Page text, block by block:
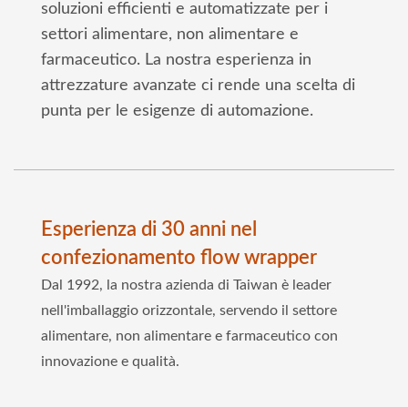
soluzioni efficienti e automatizzate per i
settori alimentare, non alimentare e
farmaceutico. La nostra esperienza in
attrezzature avanzate ci rende una scelta di
punta per le esigenze di automazione.
Esperienza di 30 anni nel
confezionamento flow wrapper
Dal 1992, la nostra azienda di Taiwan è leader
nell'imballaggio orizzontale, servendo il settore
alimentare, non alimentare e farmaceutico con
innovazione e qualità.